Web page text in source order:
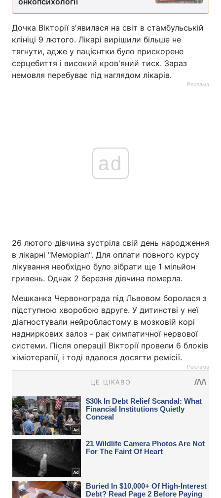
Дочка Вікторії з'явилася на світ в стамбульській
клініці 9 лютого. Лікарі вирішили більше не
тягнути, адже у пацієнтки було прискорене
серцебиття і високий кров'яний тиск. Зараз
немовля перебуває під наглядом лікарів.
Реклама
ad
26 лютого дівчина зустріла свій день народження
в лікарні "Меморіал". Для оплати повного курсу
лікування необхідно було зібрати ще 1 мільйон
гривень. Однак 2 березня дівчина померла.
Мешканка Червонограда під Львовом боролася з
підступною хворобою вдруге. У дитинстві у неї
діагностували нейробластому в мозковій корі
надниркових залоз - рак симпатичної нервової
системи. Після операції Вікторії провели 6 блоків
хіміотерапії, і тоді вдалося досягти ремісії.
Реклама